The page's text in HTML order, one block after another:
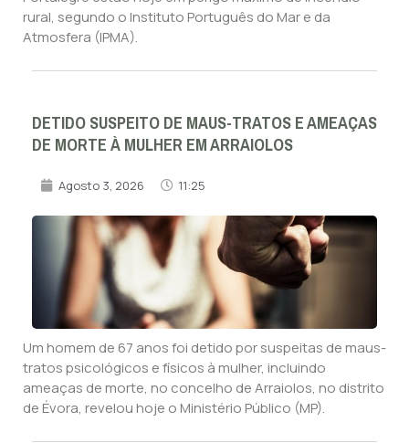
rural, segundo o Instituto Português do Mar e da
Atmosfera (IPMA).
DETIDO SUSPEITO DE MAUS-TRATOS E AMEAÇAS
DE MORTE À MULHER EM ARRAIOLOS
Agosto 3, 2026 11:25
Um homem de 67 anos foi detido por suspeitas de maus-
tratos psicológicos e físicos à mulher, incluindo
ameaças de morte, no concelho de Arraiolos, no distrito
de Évora, revelou hoje o Ministério Público (MP).